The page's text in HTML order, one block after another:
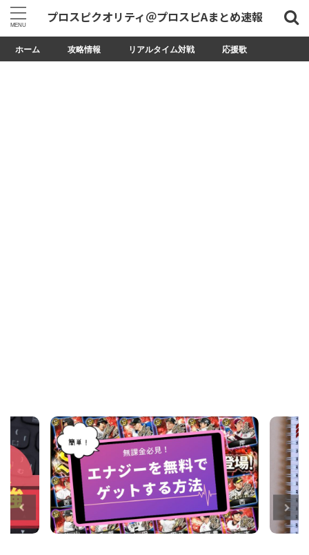
プロスピクオリティ＠プロスピAまとめ速報
ホーム 攻略情報 リアルタイム対戦 応援歌